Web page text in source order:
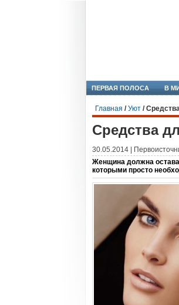
ПЕРВАЯ ПОЛОСА В
Главная /Уют /
Средства
30.05.2014 |
Женщина должна
которыми просто